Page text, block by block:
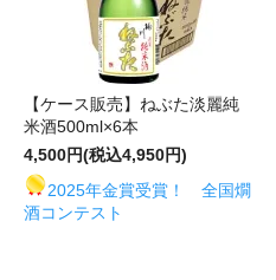
【ケース販売】ねぶた淡麗純
米酒500ml×6本
4,500円(税込4,950円)
2025年金賞受賞！ 全国燗
酒コンテスト